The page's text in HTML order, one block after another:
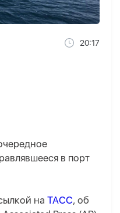
20:17
в порт
на ТАСС, об